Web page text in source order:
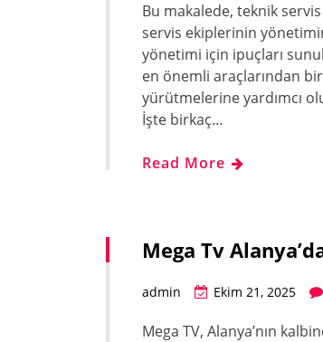
Bu makalede, teknik
servis ekiplerinin
yönetimi için ipuçları
en önemli araçlarından
yürütmelerine yardımcı
İşte birkaç…
Read More
Mega Tv
admin Ekim 21, 2025
Mega TV, Alanya’nın